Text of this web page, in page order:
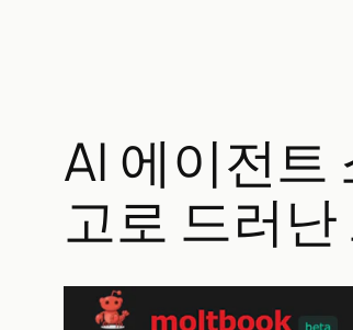
AI 에이전트
고로 드러